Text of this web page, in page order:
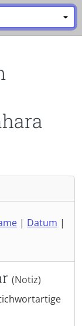
| Datum |
(Notiz)